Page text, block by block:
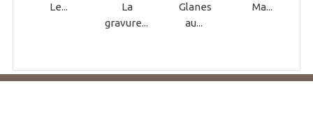
Le...
La
gravure...
Glanes
au...
Ma...